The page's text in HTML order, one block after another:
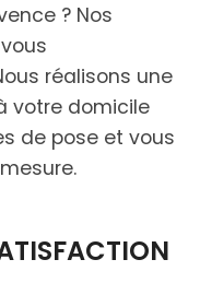
? Nos
réalisons une
votre domicile
de pose et vous